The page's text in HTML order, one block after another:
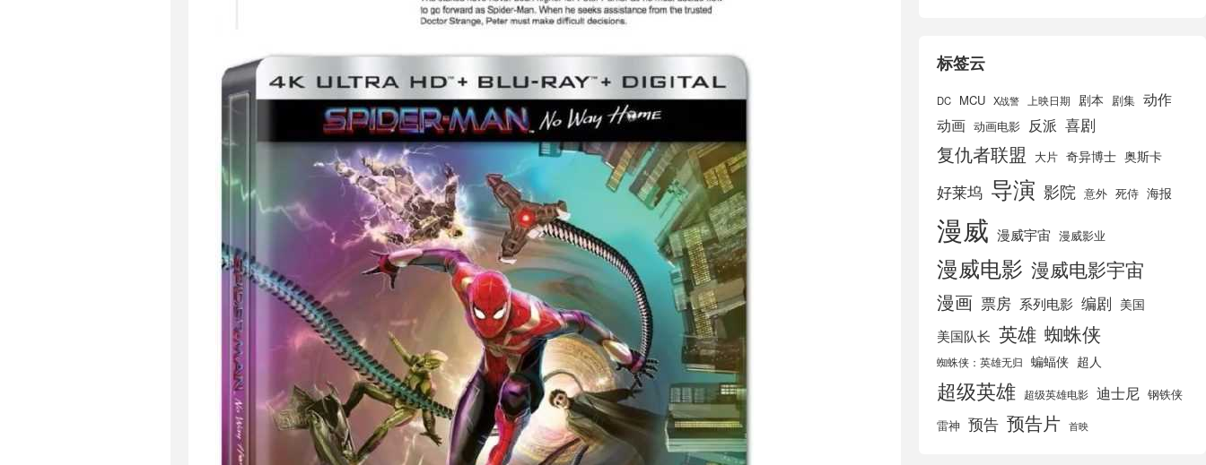
标签云
DC MCU X战警 上映日期 剧本 剧集 动作
动画 动画电影 反派 喜剧
复仇者联盟 大片 奇异博士 奥斯卡
好莱坞 导演 影院 意外 死侍 海报
漫威 漫威宇宙 漫威影业
漫威电影 漫威电影宇宙
漫画 票房 系列电影 编剧 美国
美国队长 英雄 蜘蛛侠
蜘蛛侠：英雄无归 蝙蝠侠 超人
超级英雄 超级英雄电影 迪士尼 钢铁侠
雷神 预告 预告片 首映